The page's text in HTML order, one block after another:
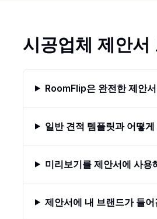
시공업체 제안서
RoomFlip은 완전한 제안
일반 견적 템플릿과 어떻
미리보기를 제안서에 사용
제안서에 내 브랜드가 들